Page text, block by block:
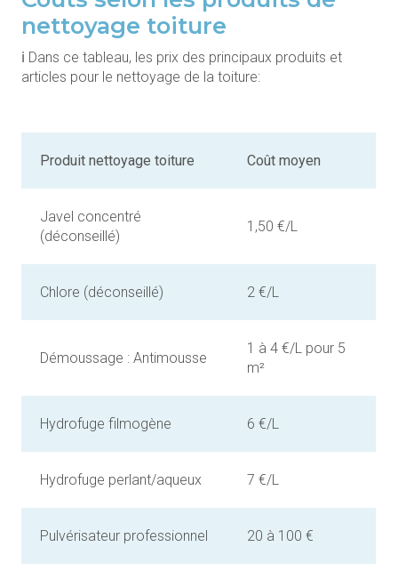
nettoyage toiture
ℹ️ Dans ce tableau, les prix des principaux produits et
articles pour le nettoyage de la toiture:
Produit nettoyage toiture Coût moyen
Javel concentré
(déconseillé)
1,50 €/L
Chlore (déconseillé) 2 €/L
Démoussage : Antimousse
1 à 4 €/L pour 5
m²
Hydrofuge filmogène 6 €/L
Hydrofuge perlant/aqueux 7 €/L
Pulvérisateur professionnel 20 à 100 €